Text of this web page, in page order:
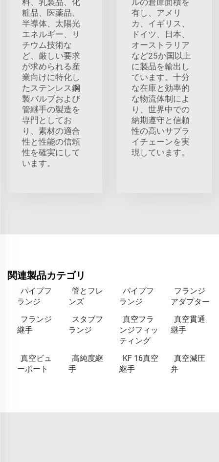
粧品、医薬品、
半導体、太陽光
エネルギー、リ
チウム技術な
ど、厳しい要求
が求められる産
業向けに特化し
たステンレス鋼
製バルブおよび
管継手の製造を
専門としてお
り、素材の適合
性と性能の信頼
性を確実にして
います。
有し、アメリ
カ、イギリス、
ドイツ、日本、
オーストラリア
など25か国以上
に製品を輸出し
ています。十分
な在庫と効率的
な物流体制によ
り、世界中での
納期遵守と信頼
性の高いサプラ
イチェーンを実
現しています。
関連製品カテゴリ
パイプフ
ランジ
管とフレ
ンズ
パイプフ
ランジ
フランジ
アダプター
フランジ
継手
スタブフ
ランジ
真空フラ
ンジフィッ
ティング
真空貫通
継手
真空ビュ
ーポート
高純度継
手
KF 16真空
継手
真空減圧
弁